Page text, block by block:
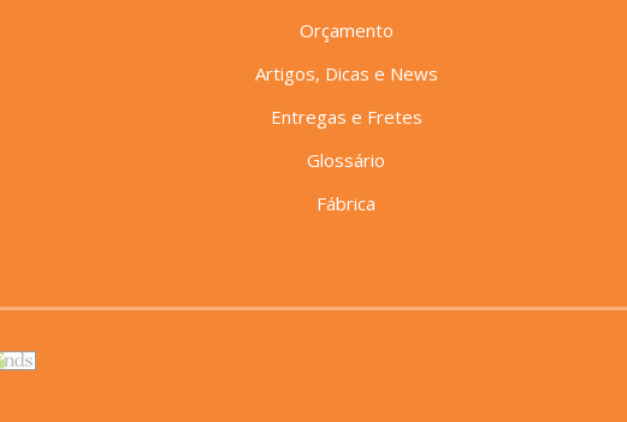
Orçamento
Artigos, Dicas e News
Entregas e Fretes
Glossário
Fábrica